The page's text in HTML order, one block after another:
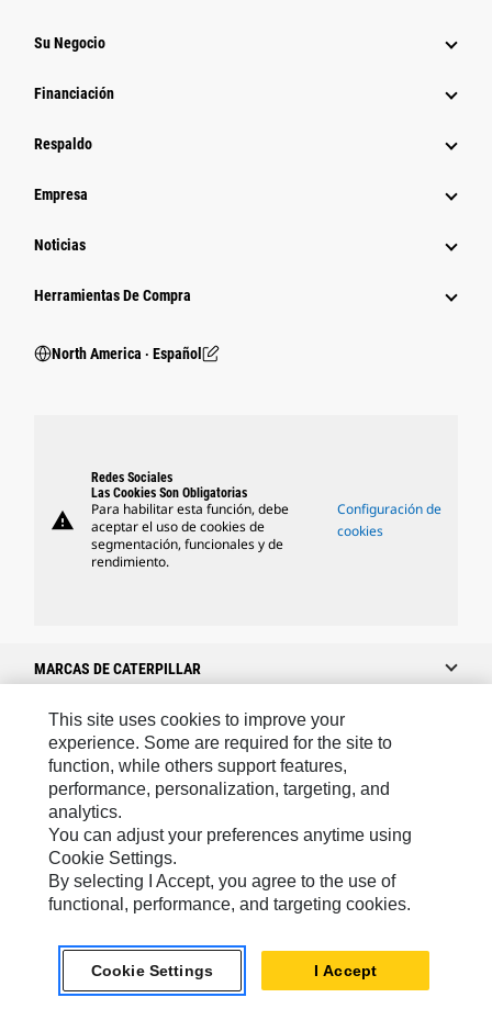
Su Negocio
Financiación
Respaldo
Empresa
Noticias
Herramientas De Compra
North America ‧ Español
warning
Redes Sociales
Las Cookies Son Obligatorias
Para habilitar esta función, debe
aceptar el uso de cookies de
segmentación, funcionales y de
rendimiento.
Configuración de
cookies
MARCAS DE CATERPILLAR
Caterpillar.com
Caterpillar Contacto
Mis Preferencias De Marketing
Site Map
Cookie Settings
This site uses cookies to improve your
experience. Some are required for the site to
function, while others support features,
performance, personalization, targeting, and
analytics.
You can adjust your preferences anytime using
Cookie Settings.
By selecting I Accept, you agree to the use of
functional, performance, and targeting cookies.
Cookie Settings I Accept